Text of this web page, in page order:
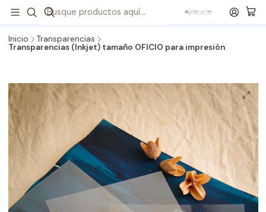
¡Revisa todos nuestros formatos de Kits! 💙Envíos a todo
Chile
🇨🇱 🚚 📦
Inicio
Transparencias
Transparencias (Inkjet) tamaño OFICIO para impresión